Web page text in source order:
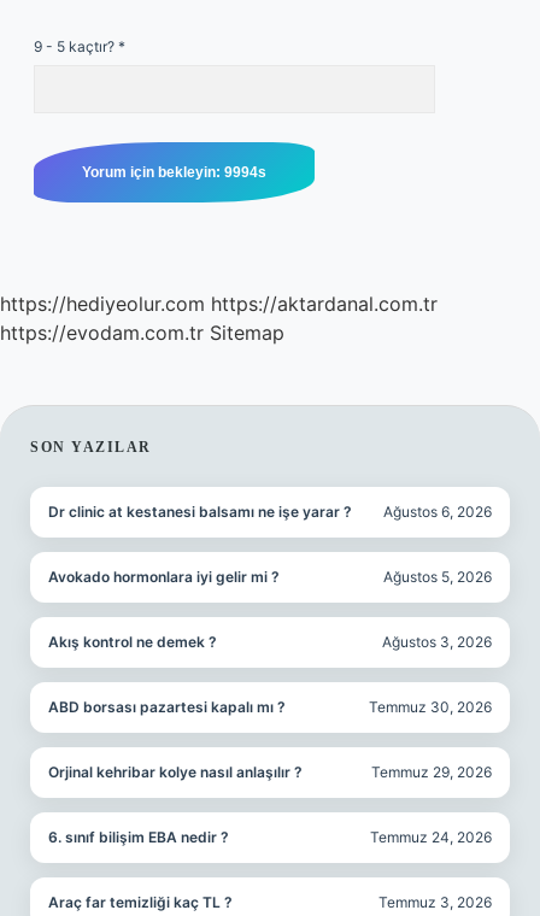
9 - 5 kaçtır? *
https://hediyeolur.com https://aktardanal.com.tr
https://evodam.com.tr Sitemap
SIDEBAR
SON YAZILAR
Dr clinic at kestanesi balsamı ne işe yarar ? Ağustos 6, 2026
Avokado hormonlara iyi gelir mi ? Ağustos 5, 2026
Akış kontrol ne demek ? Ağustos 3, 2026
ABD borsası pazartesi kapalı mı ? Temmuz 30, 2026
Orjinal kehribar kolye nasıl anlaşılır ? Temmuz 29, 2026
6. sınıf bilişim EBA nedir ? Temmuz 24, 2026
Araç far temizliği kaç TL ? Temmuz 3, 2026